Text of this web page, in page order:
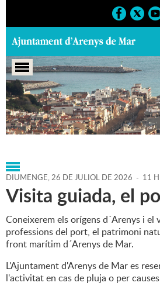
Portada > Agenda > 26-07-
2026 > Marcs > Culturals > 2026 >
DIUMENGE,26 DE JULIOL DE 2026 - 11
Visita guiada, el
Coneixerem els orígens d´Arenys i el
professions del port, el patrimoni
front marítim d´Arenys de Mar.
L'Ajuntament d'Arenys de Mar es
l'activitat en cas de pluja o per